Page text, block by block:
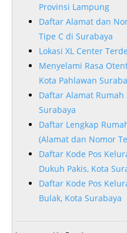
Provinsi Lampung
Daftar Alamat dan
Tipe C di Surabaya
Lokasi XL Center
Menyelami Rasa
Kota Pahlawan
Daftar Alamat Rumah
Surabaya
Daftar Lengkap
(Alamat dan Nomor
Daftar Kode Pos
Dukuh Pakis, Kota
Daftar Kode Pos
Bulak, Kota Surabaya